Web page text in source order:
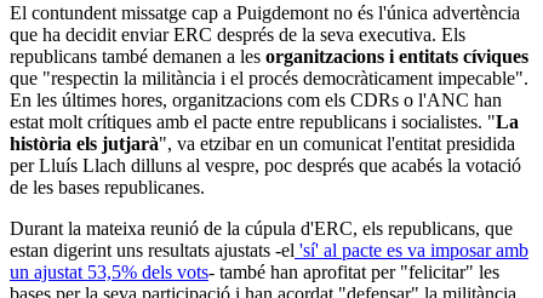
El contundent missatge cap a Puigdemont no és l'única advertència
que ha decidit enviar ERC després de la seva executiva. Els
republicans també demanen a les organitzacions i entitats cíviques
que "respectin la militància i el procés democràticament impecable".
En les últimes hores, organitzacions com els CDRs o l'ANC han
estat molt crítiques amb el pacte entre republicans i socialistes. "La
història els jutjarà", va etzibar en un comunicat l'entitat presidida
per Lluís Llach dilluns al vespre, poc després que acabés la votació
de les bases republicanes.
Durant la mateixa reunió de la cúpula d'ERC, els republicans, que
estan digerint uns resultats ajustats -el 'sí' al pacte es va imposar amb
un ajustat 53,5% dels vots- també han aprofitat per "felicitar" les
bases per la seva participació i han acordat "defensar" la militància.